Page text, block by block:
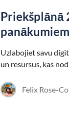
Priekšplānā
panākumiem
Uzlabojiet savu
un resursus, kas
Felix Rose-